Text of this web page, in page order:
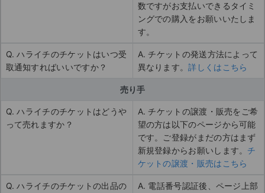
数ですがお支払いできるタイミ
ングでの購入をお願いいたしま
す。
Q. ハライチのチケットはいつ受
取通知すればいいですか？
A. チケットの発送方法によって
異なります。詳しくはこちら
売り手
Q. ハライチのチケットはどうや
って売れますか？
A. チケットの譲渡・販売をご希
望の方は以下のページから可能
です。ご登録がまだの方はまず
新規登録からお願いします。 チ
ケットの譲渡・販売はこちら
Q. ハライチのチケットの出品の
A. 電話番号認証後、ページ上部